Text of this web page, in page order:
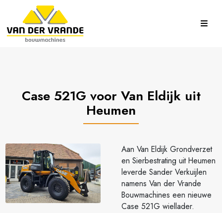
Case 521G voor Van Eldijk uit
Heumen
Aan Van Eldijk Grondverzet
en Sierbestrating uit Heumen
leverde Sander Verkuijlen
namens Van der Vrande
Bouwmachines een nieuwe
Case 521G wiellader.